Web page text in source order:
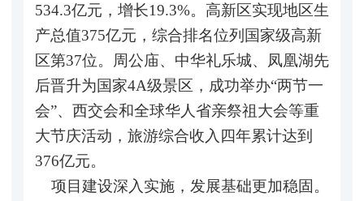
534.3亿元，增长19.3%。高新区实现地区生
产总值375亿元，综合排名位列国家级高新
区第37位。周公庙、中华礼乐城、凤凰湖先
后晋升为国家4A级景区，成功举办“两节一
会”、西交会和全球华人省亲祭祖大会等重
大节庆活动，旅游综合收入四年累计达到
376亿元。
项目建设深入实施，发展基础更加稳固。